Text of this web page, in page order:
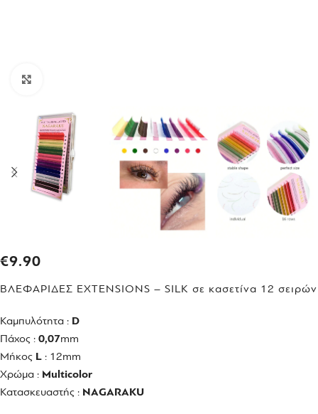
€9.90
ΒΛΕΦΑΡΙΔΕΣ EXTENSIONS – SILK σε κασετίνα 12 σειρών
Καμπυλότητα : D
Πάχος : 0,07mm
Mήκος L : 12mm
Χρώμα : Multicolor
Κατασκευαστής : NAGARAKU